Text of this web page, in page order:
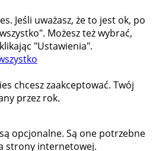
Jeśli uważasz, że to jest ok, po
Możesz też wybrać,
"Ustawienia".
chcesz zaakceptować. Twój
przez rok.
opcjonalne. Są one potrzebne
strony internetowej.